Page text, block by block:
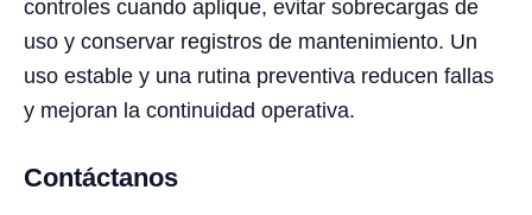
controles cuando aplique, evitar sobrecargas de
uso y conservar registros de mantenimiento. Un
uso estable y una rutina preventiva reducen fallas
y mejoran la continuidad operativa.
Contáctanos